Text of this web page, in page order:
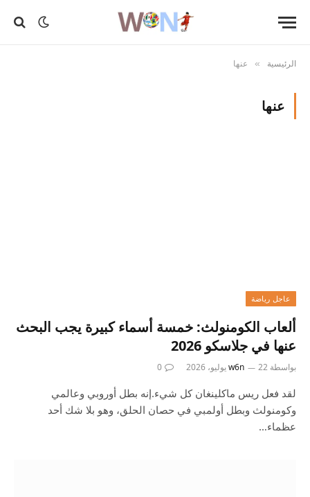
الرئيسية » عنها
عنها
عاجل رياضة
ألعاب الكومنولث: خمسة أسماء كبيرة يجب البحث
عنها في جلاسكو 2026
بواسطة w6n 22 يوليو، 2026 0
لقد فعل ريس ماكلينغان كل شيء.إنه بطل أوروبي وعالمي
وكومنولث وبطل أولمبي في حصان الحلق، وهو بلا شك أحد
عظماء…